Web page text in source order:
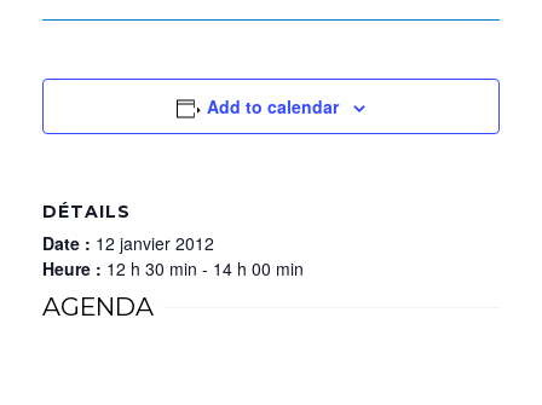
Add to calendar
DÉTAILS
Date : 12 janvier 2012
Heure : 12 h 30 min - 14 h 00 min
AGENDA